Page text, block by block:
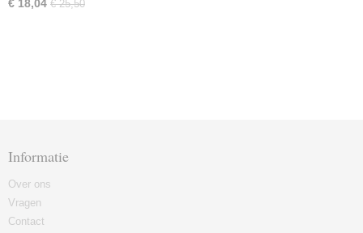
€ 18,04 € 25,50
Informatie
Over ons
Vragen
Contact